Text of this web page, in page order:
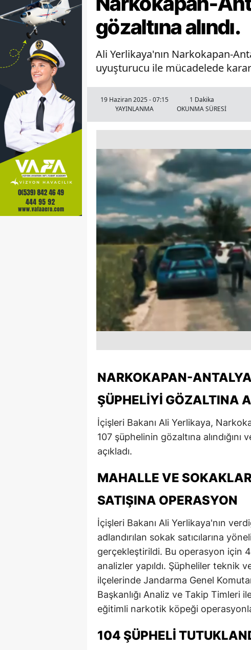
gözaltına alındı.
Ali Yerlikaya'nın Narkokapan-
uyuşturucu ile mücadelede
19 Haziran 2025 - 07:15
YAYINLANMA
1 Dakika
OKUNMA SÜRESİ
NARKOKAPAN-
ŞÜPHELIYI GÖZALTINA
İçişleri Bakanı Ali Yerlikaya,
107 şüphelinin gözaltına
açıkladı.
MAHALLE VE
SATIŞINA OPERASYON
İçişleri Bakanı Ali Yerlikaya'nın
adlandırılan sokak satıcılarına
gerçekleştirildi. Bu operasyon için
analizler yapıldı. Şüpheliler teknik
ilçelerinde Jandarma Genel
Başkanlığı Analiz ve Takip Timleri
eğitimli narkotik köpeği
104 ŞÜPHELI